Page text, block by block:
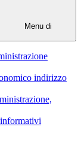
Menu di
indirizzo